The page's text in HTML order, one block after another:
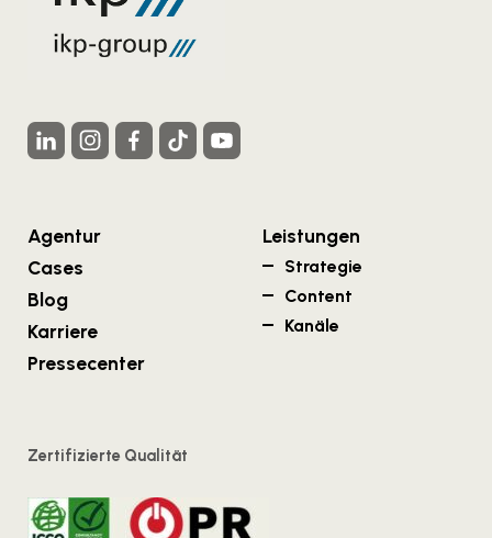
Agentur
Cases
Blog
Karriere
Pressecenter
Leistungen
Strategie
Content
Kanäle
Zertifizierte Qualität